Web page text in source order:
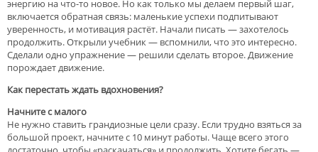
энергию на что-то новое. Но как только мы делаем первый шаг,
включается обратная связь: маленькие успехи подпитывают
уверенность, и мотивация растёт. Начали писать — захотелось
продолжить. Открыли учебник — вспомнили, что это интересно.
Сделали одно упражнение — решили сделать второе. Движение
порождает движение.
Как перестать ждать вдохновения?
Начните с малого
Не нужно ставить грандиозные цели сразу. Если трудно взяться за
большой проект, начните с 10 минут работы. Чаще всего этого